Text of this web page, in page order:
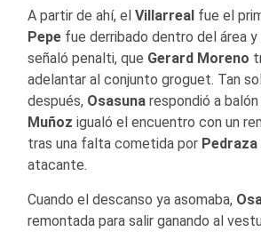
A partir de ahí, el Villarreal fue el
Pepe fue derribado dentro del área
señaló penalti, que Gerard Moreno
adelantar al conjunto groguet. Tan
después, Osasuna respondió a balón
Muñoz igualó el encuentro con un
tras una falta cometida por Pedraza
atacante.
Cuando el descanso ya asomaba,
remontada para salir ganando al